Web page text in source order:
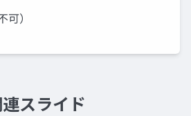
可）
スライド